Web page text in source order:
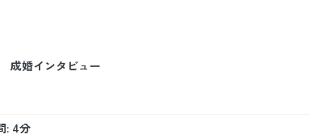
成婚インタビュー
: 4分